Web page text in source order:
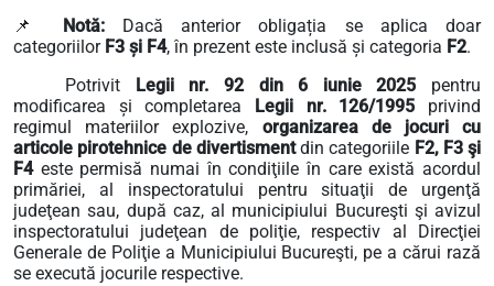
📌
Notă:Dacă anterior obligația se aplica doar
categoriilor F3 și F4, în prezent este inclusă și categoria F2.
Potrivit
Legii nr. 92 din 6 iunie 2025 pentru
modificarea și completarea
Legii nr. 126/1995 privind
regimul materiilor explozive, organizarea de jocuri cu
articole pirotehnice de divertismentdin categoriile F2, F3 şi
F4este permisă numai în condiţiile în care există acordul
primăriei, al inspectoratului pentru situaţii de urgenţă
judeţean sau, după caz, al municipiului Bucureşti şi avizul
inspectoratului judeţean de poliţie, respectiv al Direcţiei
Generale de Poliţie a Municipiului Bucureşti, pe a cărui rază
se execută jocurile respective.